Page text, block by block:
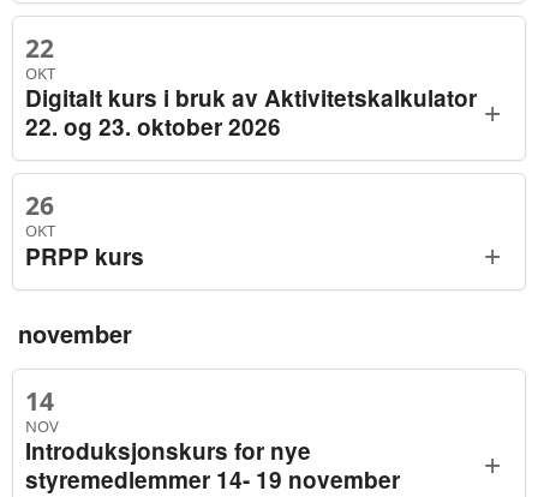
22
OKT
Digitalt kurs i bruk av Aktivitetskalkulator
22. og 23. oktober 2026
+
26
OKT
PRPP kurs +
november
14
NOV
Introduksjonskurs for nye
styremedlemmer 14- 19 november
+